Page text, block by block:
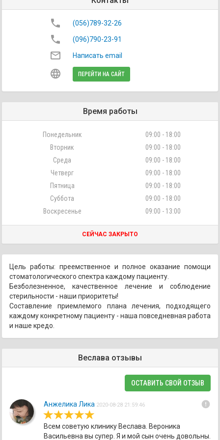
phone (056)789-32-26
phone (096)790-23-91
mail_outline Написать email
language ПЕРЕЙТИ НА САЙТ
Время работы
Понедельник
09:00 - 18:00
Вторник
09:00 - 18:00
Среда
09:00 - 18:00
Четверг
09:00 - 18:00
Пятница
09:00 - 18:00
Суббота
09:00 - 18:00
Воскресенье
09:00 - 13:00
СЕЙЧАС ЗАКРЫТО
Цель работы: преемственное и полное оказание помощи
стоматологического спектра каждому пациенту.
Безболезненное, качественное лечение и соблюдение
стерильности - наши приоритеты!
Составление приемлемого плана лечения, подходящего
каждому конкретному пациенту - наша повседневная работа
и наше кредо.
Веслава отзывы
ОСТАВИТЬ СВОЙ ОТЗЫВ
Анжелика Лика 2020-08-28 21:59:46 error
Всем советую клинику Веслава. Вероника
Васильевна вы супер. Я и мой сын очень довольны.